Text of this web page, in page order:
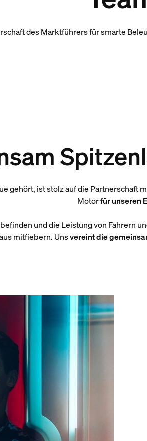
des Marktführers für smarte
gehört, ist stolz auf die Partnerschaft
Motorfür unseren
und die Leistung von Fahrern
mitfiebern. Unsvereint die